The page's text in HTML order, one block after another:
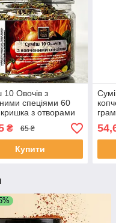
10 Овочів з
спеціями 60
з отворами
₴ 65 ₴
Купити